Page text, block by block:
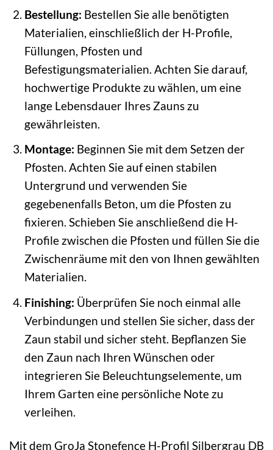
Bestellung: Bestellen Sie alle benötigten
Materialien, einschließlich der H-Profile,
Füllungen, Pfosten und
Befestigungsmaterialien. Achten Sie darauf,
hochwertige Produkte zu wählen, um eine
lange Lebensdauer Ihres Zauns zu
gewährleisten.
Montage: Beginnen Sie mit dem Setzen der
Pfosten. Achten Sie auf einen stabilen
Untergrund und verwenden Sie
gegebenenfalls Beton, um die Pfosten zu
fixieren. Schieben Sie anschließend die H-
Profile zwischen die Pfosten und füllen Sie die
Zwischenräume mit den von Ihnen gewählten
Materialien.
Finishing: Überprüfen Sie noch einmal alle
Verbindungen und stellen Sie sicher, dass der
Zaun stabil und sicher steht. Bepflanzen Sie
den Zaun nach Ihren Wünschen oder
integrieren Sie Beleuchtungselemente, um
Ihrem Garten eine persönliche Note zu
verleihen.
Mit dem GroJa Stonefence H-Profil Silbergrau DB